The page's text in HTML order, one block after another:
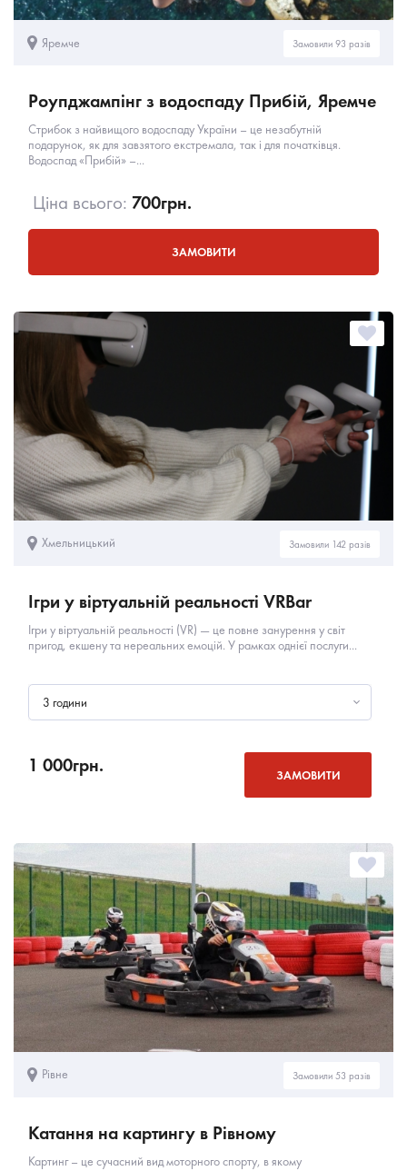
Яремче Замовили 93 разів
Роупджампінг з водоспаду Прибій, Яремче
Стрибок з найвищого водоспаду України – це незабутній
подарунок, як для завзятого екстремала, так і для початківця.
Водоспад «Прибій» –...
Ціна всього: 700грн.
ЗАМОВИТИ
Хмельницький Замовили 142 разів
Ігри у віртуальній реальності VRBar
Ігри у віртуальній реальності (VR) — це повне занурення у світ
пригод, екшену та нереальних емоцій. У рамках однієї послуги...
3 години
1 000грн. ЗАМОВИТИ
Рівне Замовили 53 разів
Катання на картингу в Рівному
Картинг – це сучасний вид моторного спорту, в якому